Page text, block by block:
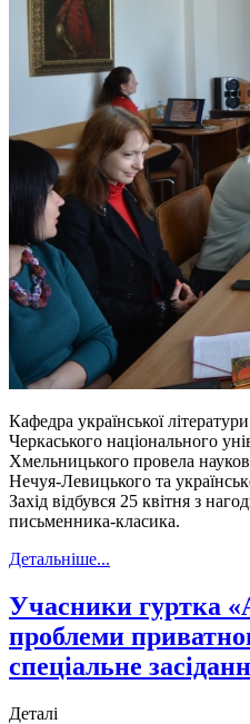
Кафедра української
Черкаського національного
Хмельницького провела
Нечуя-Левицького та
Захід відбувся 25 квітня з
письменника-класика.
Детальніше...
Учасники гуртка
проблеми
спеціальне
Деталі